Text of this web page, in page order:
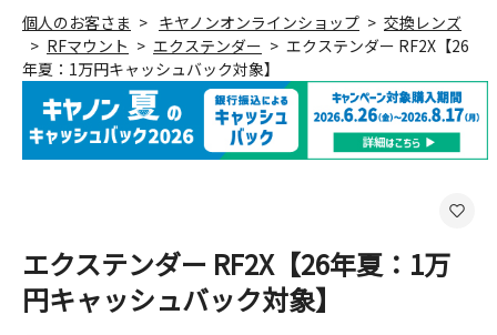
個人のお客さま キヤノンオンラインショップ
交換レンズ
RFマウント
エクステンダー
エクステンダー RF2X【26
年夏：1万円キャッシュバック対象】
エクステンダー RF2X【26年夏：1万
円キャッシュバック対象】